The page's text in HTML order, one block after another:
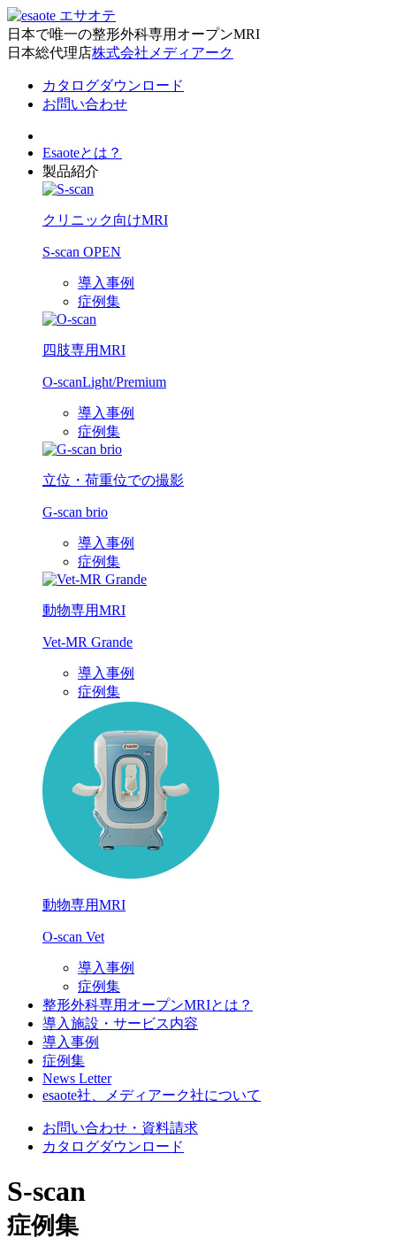
日本で唯一の整形外科専用オープンMRI
日本総代理店株式会社メディアーク
カタログダウンロード
お問い合わせ
Esaoteとは？
製品紹介
クリニック向けMRI
S-scan OPEN
導入事例
症例集
四肢専用MRI
O-scanLight/Premium
導入事例
症例集
立位・荷重位での撮影
G-scan brio
導入事例
症例集
動物専用MRI
Vet-MR Grande
導入事例
症例集
動物専用MRI
O-scan Vet
導入事例
症例集
整形外科専用オープンMRIとは？
導入施設・サービス内容
導入事例
症例集
News Letter
esaote社、メディアーク社について
お問い合わせ・資料請求
カタログダウンロード
S-scan
症例集